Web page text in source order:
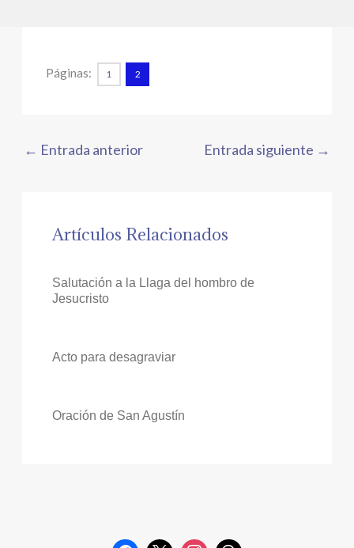
Páginas: 1 2
← Entrada anterior Entrada siguiente →
Artículos Relacionados
Salutación a la Llaga del hombro de
Jesucristo
Acto para desagraviar
Oración de San Agustín